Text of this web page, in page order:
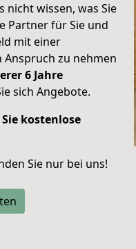
nicht wissen, was Sie
Partner für Sie und
mit einer
Anspruch zu nehmen
6 Jahre
sich Angebote.
kostenlose
Sie nur bei uns!